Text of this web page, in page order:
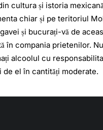
cultura și istoria
chiar și pe teritoriul
și bucurați-vă de
în compania prietenilor.
alcoolul cu
de el în cantități moderate.